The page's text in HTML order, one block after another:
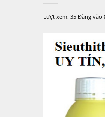
Lượt xem: 35 Đăng vào